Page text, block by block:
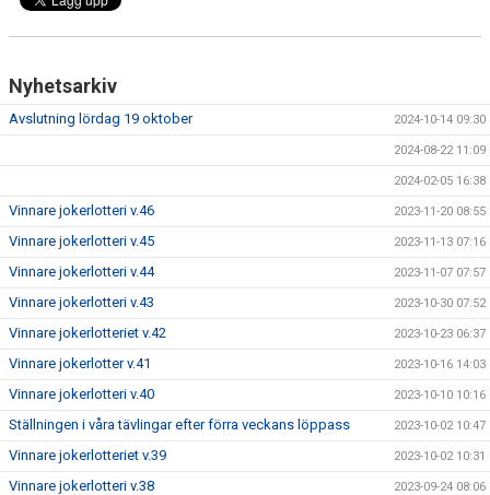
Nyhetsarkiv
Avslutning lördag 19 oktober 2024-10-14 09:30
2024-08-22 11:09
2024-02-05 16:38
Vinnare jokerlotteri v.46 2023-11-20 08:55
Vinnare jokerlotteri v.45 2023-11-13 07:16
Vinnare jokerlotteri v.44 2023-11-07 07:57
Vinnare jokerlotteri v.43 2023-10-30 07:52
Vinnare jokerlotteriet v.42 2023-10-23 06:37
Vinnare jokerlotter v.41 2023-10-16 14:03
Vinnare jokerlotteri v.40 2023-10-10 10:16
Ställningen i våra tävlingar efter förra veckans löppass 2023-10-02 10:47
Vinnare jokerlotteriet v.39 2023-10-02 10:31
Vinnare jokerlotteri v.38 2023-09-24 08:06